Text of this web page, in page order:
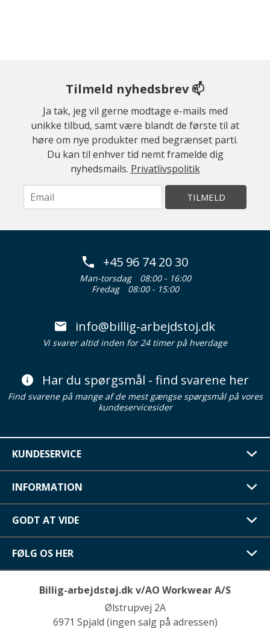
Tilmeld nyhedsbrev 📫
Ja tak, jeg vil gerne modtage e-mails med
unikke tilbud, samt være blandt de første til at
høre om nye produkter med begrænset parti.
Du kan til enhver tid nemt framelde dig
nyhedsmails. Privatlivspolitik
TILMELD
+45 96 74 20 30
Man-torsdag
08:00 - 16:00
Fredag
08:00 - 15:00
info@billig-arbejdstoj.dk
Vi svarer altid inden for 24 timer på hverdage
Har du spørgsmål - find svarene her
Find svarene på mange af de mest gængse spørgsmål på vores
kundeservicesider
KUNDESERVICE
INFORMATION
GODT AT VIDE
FØLG OS HER
Billig-arbejdstøj.dk v/AO Workwear A/S
Ølstrupvej 2A
6971 Spjald (ingen salg på adressen)